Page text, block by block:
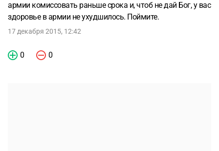
армии комиссовать раньше срока и, чтоб не дай Бог, у вас
здоровье в армии не ухудшилось. Поймите.
17 декабря 2015, 12:42
0 0